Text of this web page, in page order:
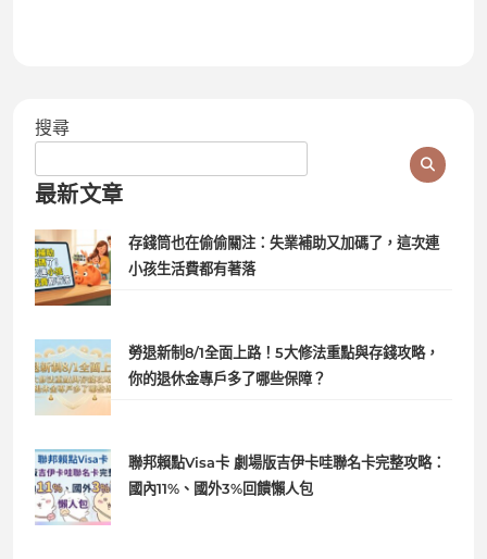
搜尋
最新文章
存錢筒也在偷偷關注：失業補助又加碼了，這次連
小孩生活費都有著落
勞退新制8/1全面上路！5大修法重點與存錢攻略，
你的退休金專戶多了哪些保障？
聯邦賴點Visa卡 劇場版吉伊卡哇聯名卡完整攻略：
國內11%、國外3%回饋懶人包